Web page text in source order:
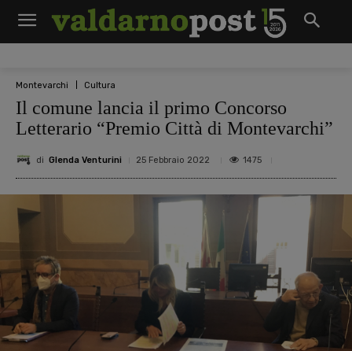
Montevarchi Cultura
Il comune lancia il primo Concorso
Letterario “Premio Città di Montevarchi”
di Glenda Venturini 25 Febbraio 2022 1475